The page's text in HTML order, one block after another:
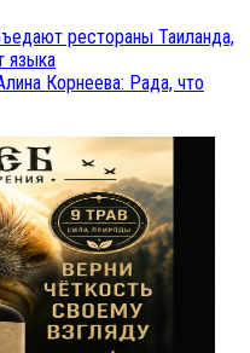
рестораны Таиланда,
языка
Корнеева: Рада, что